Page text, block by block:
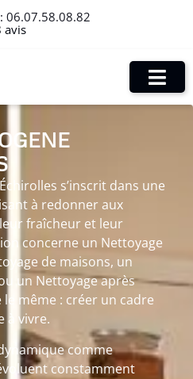
06.07.58.08.82
avis
s’inscrit dans une
à redonner aux
fraîcheur et leur
concerne un Nettoyage
de maisons, un
un Nettoyage après
même : créer un cadre
à vivre.
comme
constamment